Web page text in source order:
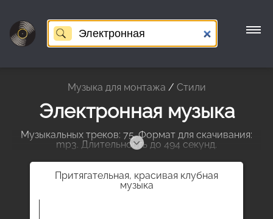
Музыка для монтажа / Стили
Электронная музыка
Музыкальных треков: 75. Формат для скачивания:
mp3. Длительность до 494 секунд.
Притягательная, красивая клубная
музыка